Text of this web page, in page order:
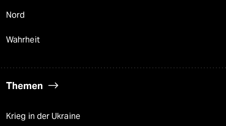
Nord
Wahrheit
Themen
Krieg in der Ukraine